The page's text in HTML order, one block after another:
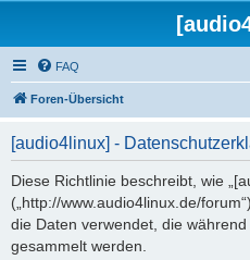
FAQ
Foren-Übersicht
[audio4linux] -
Diese Richtlinie beschreibt, wie
(„http://www.audio4linux.de/
die Daten verwendet, die
gesammelt werden.